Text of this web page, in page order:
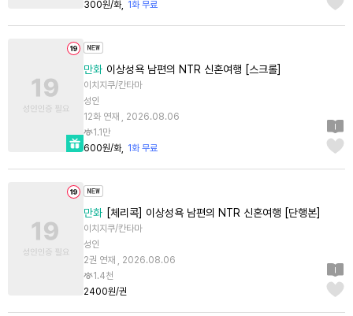
300원/화 1화 무료
만화 이상성욕 남편의 NTR 신혼여행 [스크롤]
이치지쿠/칸타마
성인
12화 연재 , 2026.08.06
1.1만
600원/화
1화 무료
만화 [체리콕] 이상성욕 남편의 NTR 신혼여행 [단행본]
이치지쿠/칸타마
성인
2권 연재 , 2026.08.06
1.4천
2400원/권